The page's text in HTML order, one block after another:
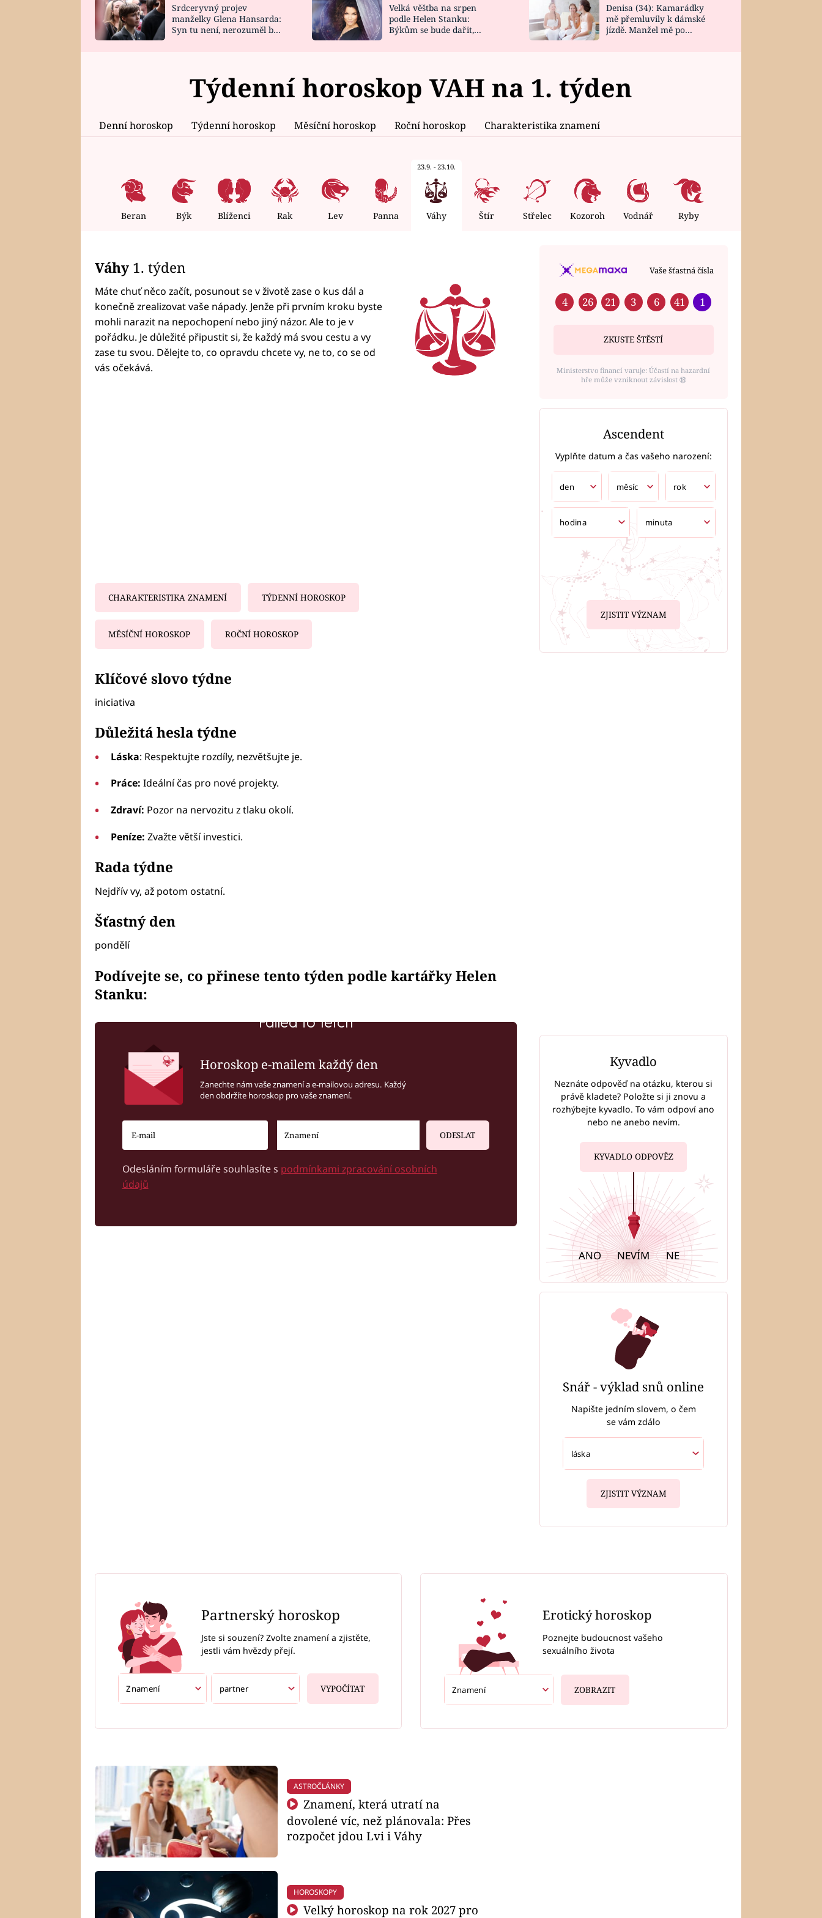
HOROSKOP NA
CELEBRITY
VAŘENÍ
NOVINKY
VIDEORECEPTY
DESIGN
Srdceryvný projev
manželky Glena Hansarda:
Syn tu není, nerozuměl by
Velká věštba na srpen
podle Helen Stanku:
Býkům se bude dařit,
Denisa (34): Kamarádky
mě přemluvily k dámské
jízdě. Manžel mě po
Týdenní horoskop VAH na 1. týden
Denní horoskop Týdenní horoskop Měsíční horoskop Roční horoskop Charakteristika znamení
Beran Býk Blíženci Rak Lev Panna
23.9. - 23.10.
Váhy Štír Střelec Kozoroh Vodnář Ryby
Váhy 1. týden
Máte chuť něco začít, posunout se v životě zase o kus dál a
konečně zrealizovat vaše nápady. Jenže při prvním kroku byste
mohli narazit na nepochopení nebo jiný názor. Ale to je v
pořádku. Je důležité připustit si, že každý má svou cestu a vy
zase tu svou. Dělejte to, co opravdu chcete vy, ne to, co se od
vás očekává.
CHARAKTERISTIKA ZNAMENÍ TÝDENNÍ HOROSKOP
MĚSÍČNÍ HOROSKOP ROČNÍ HOROSKOP
Klíčové slovo týdne
iniciativa
Důležitá hesla týdne
Láska: Respektujte rozdíly, nezvětšujte je.
Práce: Ideální čas pro nové projekty.
Zdraví: Pozor na nervozitu z tlaku okolí.
Peníze: Zvažte větší investici.
Rada týdne
Nejdřív vy, až potom ostatní.
Šťastný den
pondělí
Podívejte se, co přinese tento týden podle kartářky Helen
Stanku:
Failed to fetch
Horoskop e-mailem každý den
Zanechte nám vaše znamení a e-mailovou adresu. Každý
den obdržíte horoskop pro vaše znamení.
ODESLAT
Odesláním formuláře souhlasíte s podmínkami zpracování osobních
údajů
Vaše šťastná čísla
4 26 21 3 6 41 1
ZKUSTE ŠTĚSTÍ
Ministerstvo financí varuje: Účastí na hazardní
hře může vzniknout závislost ⑱
Ascendent
Vyplňte datum a čas vašeho narození:
ZJISTIT VÝZNAM
Kyvadlo
Neznáte odpověď na otázku, kterou si
právě kladete? Položte si ji znovu a
rozhýbejte kyvadlo. To vám odpoví ano
nebo ne anebo nevím.
KYVADLO ODPOVĚZ
ANO NEVÍM NE
Snář - výklad snů online
Napište jedním slovem, o čem
se vám zdálo
ZJISTIT VÝZNAM
Partnerský horoskop
Jste si souzení? Zvolte znamení a zjistěte,
jestli vám hvězdy přejí.
VYPOČÍTAT
Erotický horoskop
Poznejte budoucnost vašeho
sexuálního života
ZOBRAZIT
ASTROČLÁNKY
Znamení, která utratí na
dovolené víc, než plánovala: Přes
rozpočet jdou Lvi i Váhy
HOROSKOPY
Velký horoskop na rok 2027 pro